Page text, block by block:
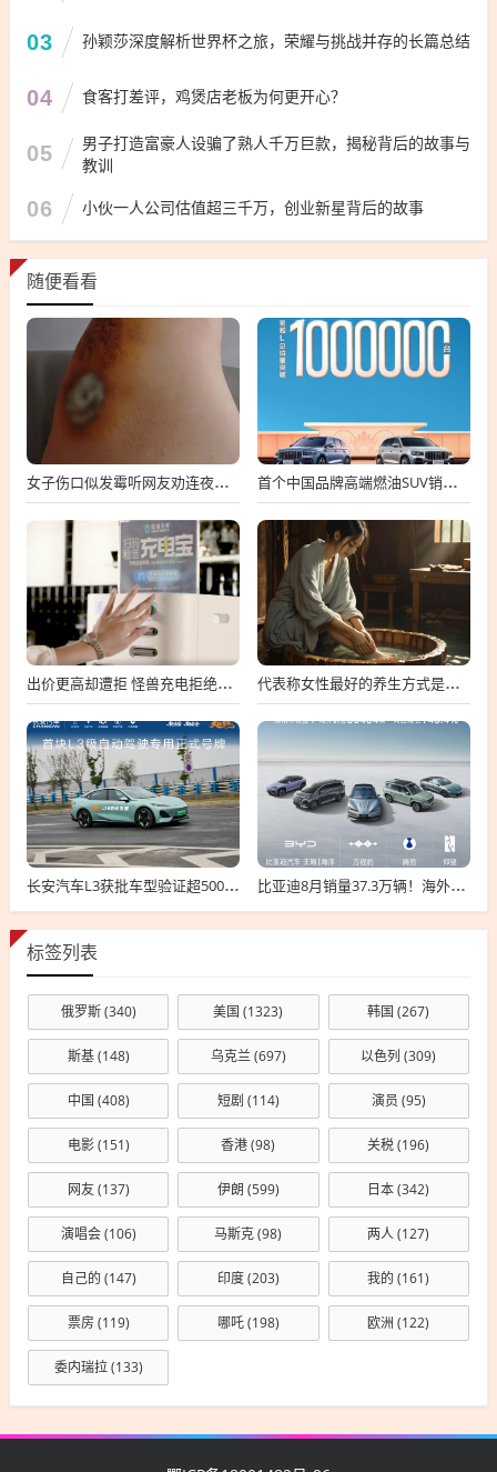
03 孙颖莎深度解析世界杯之旅，荣耀与挑战并存的长篇总结
04 食客打差评，鸡煲店老板为何更开心？
05
男子打造富豪人设骗了熟人千万巨款，揭秘背后的故事与
教训
06 小伙一人公司估值超三千万，创业新星背后的故事
随便看看
女子伤口似发霉听网友劝连夜就医 属凝血过程中正常现象 首个中国品牌高端燃油SUV销冠！吉利星越L总销量破100万台
出价更高却遭拒 怪兽充电拒绝高瓴私有化要约 代表称女性最好的养生方式是保暖：可用干姜、红花、艾叶泡脚
长安汽车L3获批车型验证超500万公里：无任何违规！ 比亚迪8月销量37.3万辆！海外卖疯了 暴增146%
标签列表
俄罗斯(340) 美国 (1323) 韩国 (267)
斯基(148) 乌克兰(697) 以色列 (309)
中国 (408) 短剧 (114) 演员 (95)
电影(151) 香港(98) 关税(196)
网友(137) 伊朗 (599) 日本(342)
演唱会(106) 马斯克(98) 两人(127)
自己的 (147) 印度(203) 我的 (161)
票房 (119) 哪吒(198) 欧洲 (122)
委内瑞拉(133)